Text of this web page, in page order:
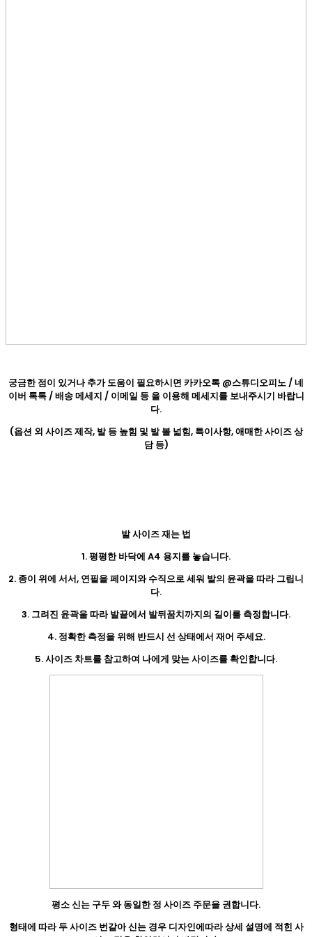
궁금한 점이 있거나 추가 도움이 필요하시면 카카오톡 @스튜디오피노 / 네
이버 톡톡 / 배송 메세지 / 이메일 등 을 이용해 메세지를 보내주시기 바랍니
다.
(옵션 외 사이즈 제작, 발 등 높힘 및 발 볼 넓힘, 특이사항, 애매한 사이즈 상
담 등)
발 사이즈 재는 법
1. 평평한 바닥에 A4 용지를 놓습니다.
2. 종이 위에 서서, 연필을 페이지와 수직으로 세워 발의 윤곽을 따라 그립니
다.
3. 그려진 윤곽을 따라 발끝에서 발뒤꿈치까지의 길이를 측정합니다.
4. 정확한 측정을 위해 반드시 선 상태에서 재어 주세요.
5. 사이즈 차트를 참고하여 나에게 맞는 사이즈를 확인합니다.
평소 신는 구두 와 동일한 정 사이즈 주문을 권합니다.
형태에 따라 두 사이즈 번갈아 신는 경우 디자인에따라 상세 설명에 적힌 사